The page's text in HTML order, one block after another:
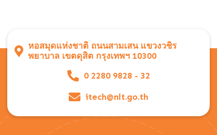
หอสมุดแห่งชาติ ถนนสามเสน แขวงวชิร
พยาบาล เขตดุสิต กรุงเทพฯ 10300
0 2280 9828 - 32
itech@nlt.go.th